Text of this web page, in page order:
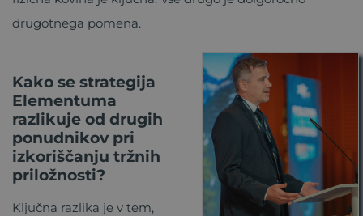
drugotnega pomena.
Kako se strategija
Elementuma
razlikuje od drugih
ponudnikov pri
izkoriščanju tržnih
priložnosti?
Ključna razlika je v tem,